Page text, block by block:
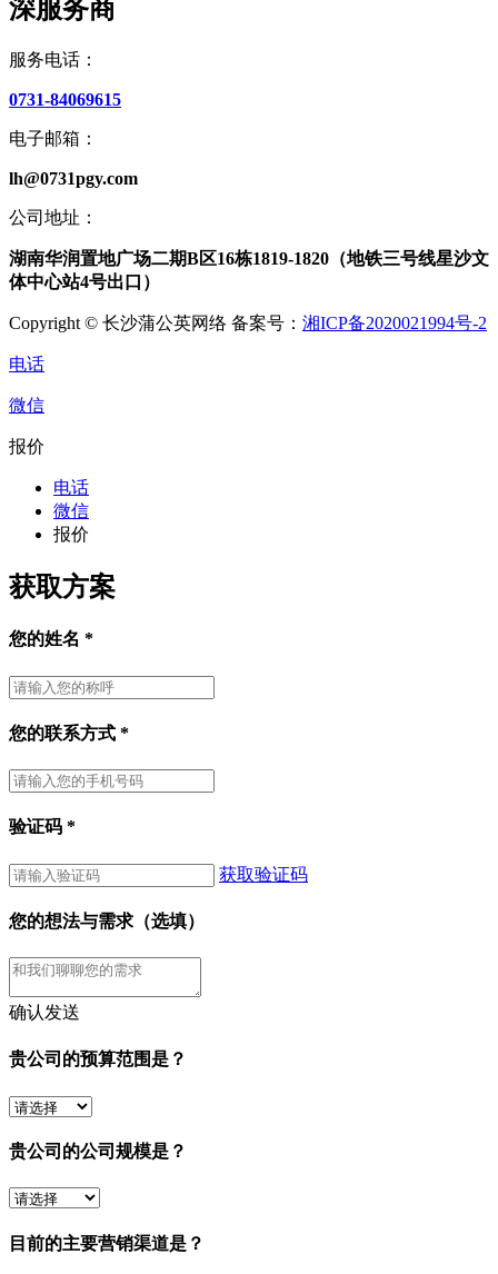
深服务商
服务电话：
0731-84069615
电子邮箱：
lh@0731pgy.com
公司地址：
湖南华润置地广场二期B区16栋1819-1820（地铁三号线星沙文
体中心站4号出口）
Copyright © 长沙蒲公英网络 备案号： 湘ICP备2020021994号-2
电话
微信
报价
电话
微信
报价
获取方案
您的姓名 *
您的联系方式 *
验证码 *
获取验证码
您的想法与需求（选填）
确认发送
贵公司的预算范围是？
贵公司的公司规模是？
目前的主要营销渠道是？